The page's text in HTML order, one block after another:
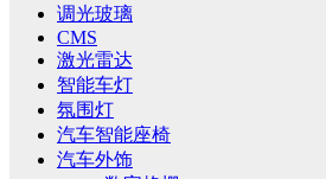
调光玻璃
CMS
激光雷达
智能车灯
氛围灯
汽车智能座椅
汽车外饰